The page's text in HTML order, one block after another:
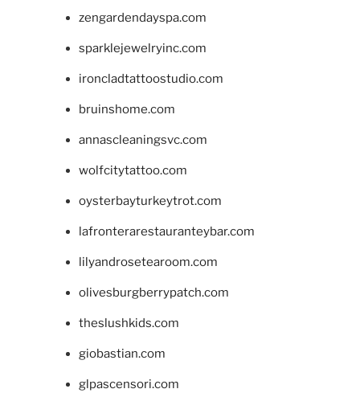
zengardendayspa.com
sparklejewelryinc.com
ironcladtattoostudio.com
bruinshome.com
annascleaningsvc.com
wolfcitytattoo.com
oysterbayturkeytrot.com
lafronterarestauranteybar.com
lilyandrosetearoom.com
olivesburgberrypatch.com
theslushkids.com
giobastian.com
glpascensori.com